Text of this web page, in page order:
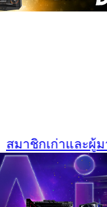
สมาชิกเก่าและผู้ม